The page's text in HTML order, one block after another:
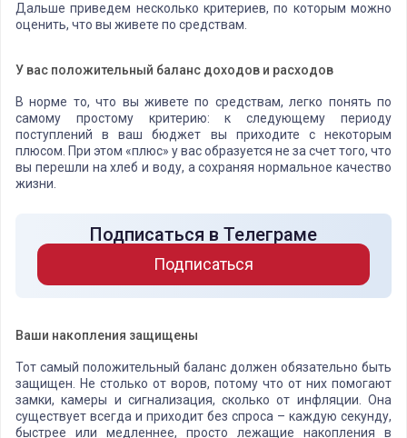
Дальше приведем несколько критериев, по которым можно
оценить, что вы живете по средствам.
У вас положительный баланс доходов и расходов
В норме то, что вы живете по средствам, легко понять по
самому простому критерию: к следующему периоду
поступлений в ваш бюджет вы приходите с некоторым
плюсом. При этом «плюс» у вас образуется не за счет того, что
вы перешли на хлеб и воду, а сохраняя нормальное качество
жизни.
Подписаться в Телеграме
Подписаться
Ваши накопления защищены
Тот самый положительный баланс должен обязательно быть
защищен. Не столько от воров, потому что от них помогают
замки, камеры и сигнализация, сколько от инфляции. Она
существует всегда и приходит без спроса – каждую секунду,
быстрее или медленнее, просто лежащие накопления в